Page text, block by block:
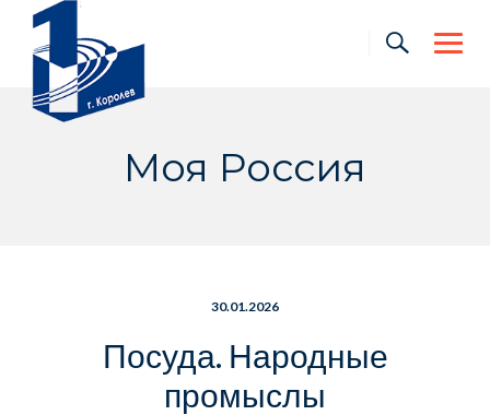
content
Моя Россия
30.01.2026
Посуда. Народные
промыслы